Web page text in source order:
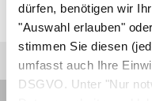
dürfen, benötigen wir
"Auswahl erlauben"
stimmen Sie diesen
umfasst auch Ihre
DSGVO. Unter "Nur
verlaufenden